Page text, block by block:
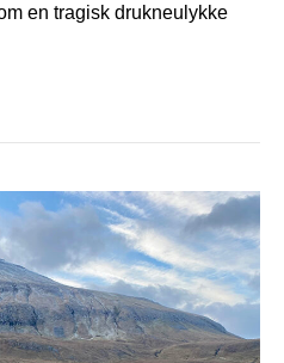
en tragisk drukneulykke